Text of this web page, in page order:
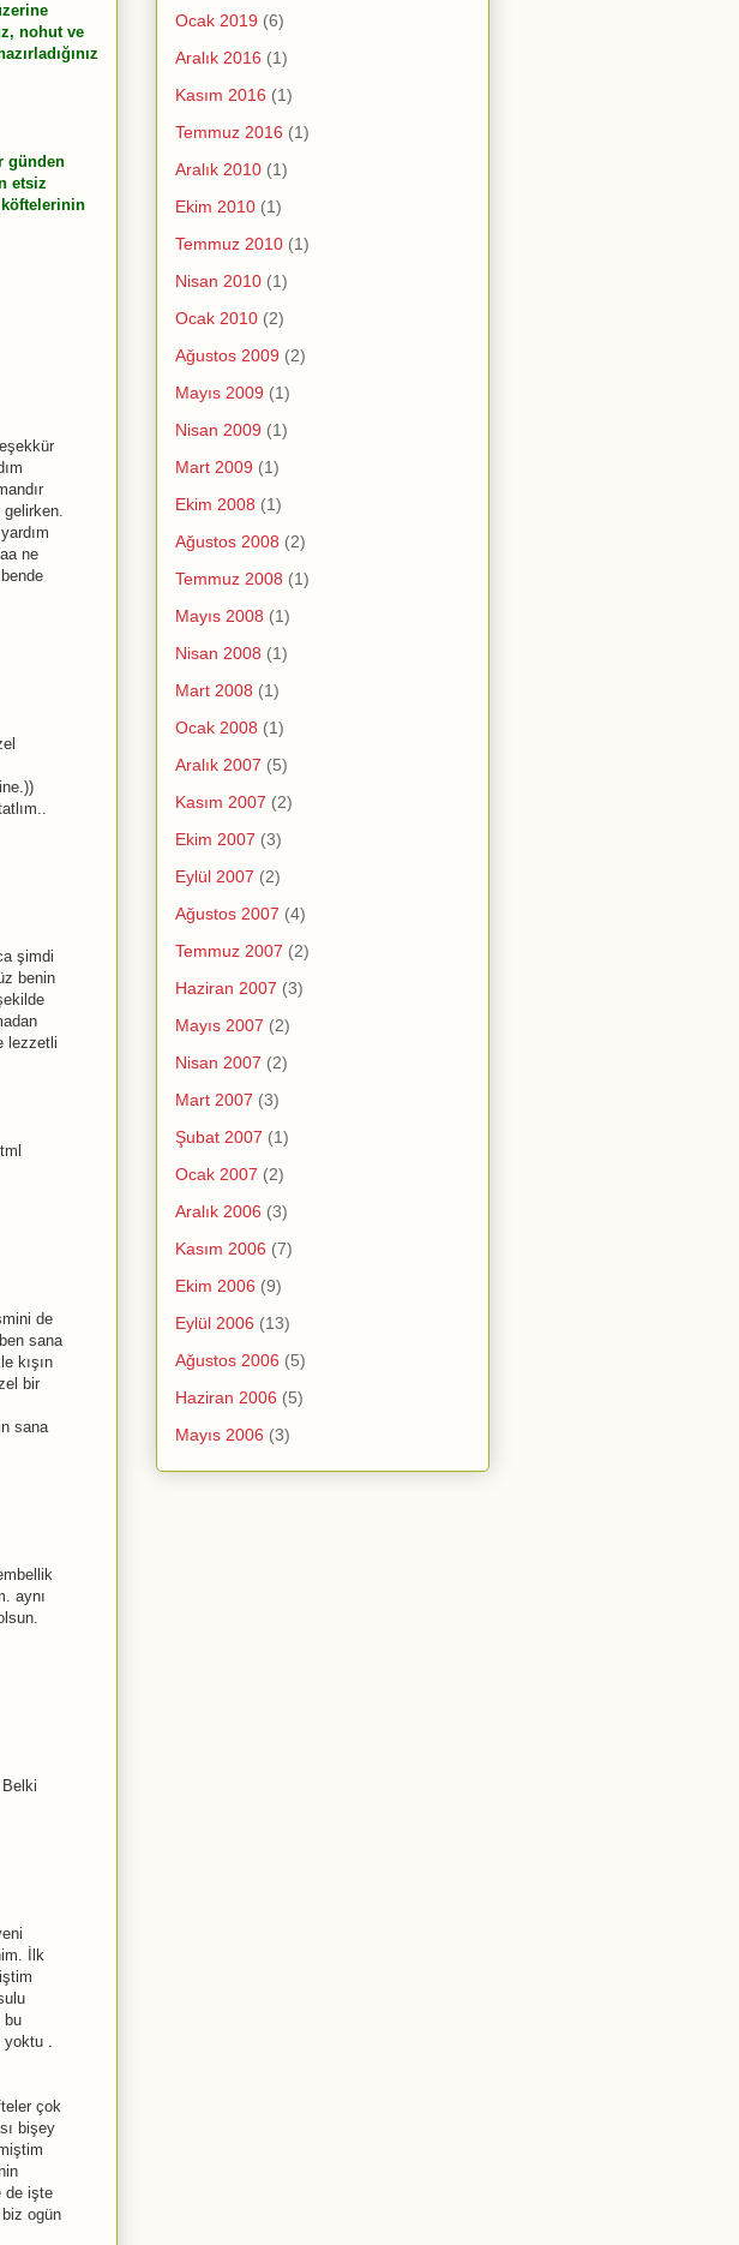
nohut ve
günden
etsiz
köftelerinin
ne
şimdi
benin
lezzetli
de
sana
kışın
bir
sana
aynı
İlk
bu
.
çok
bişey
de işte
ogün
Ocak 2019 (6)
Aralık 2016 (1)
Kasım 2016 (1)
Temmuz 2016 (1)
Aralık 2010 (1)
Ekim 2010 (1)
Temmuz 2010 (1)
Nisan 2010 (1)
Ocak 2010 (2)
Ağustos 2009 (2)
Mayıs 2009 (1)
Nisan 2009 (1)
Mart 2009 (1)
Ekim 2008 (1)
Ağustos 2008 (2)
Temmuz 2008 (1)
Mayıs 2008 (1)
Nisan 2008 (1)
Mart 2008 (1)
Ocak 2008 (1)
Aralık 2007 (5)
Kasım 2007 (2)
Ekim 2007 (3)
Eylül 2007 (2)
Ağustos 2007 (4)
Temmuz 2007 (2)
Haziran 2007 (3)
Mayıs 2007 (2)
Nisan 2007 (2)
Mart 2007 (3)
Şubat 2007 (1)
Ocak 2007 (2)
Aralık 2006 (3)
Kasım 2006 (7)
Ekim 2006 (9)
Eylül 2006 (13)
Ağustos 2006 (5)
Haziran 2006 (5)
Mayıs 2006 (3)